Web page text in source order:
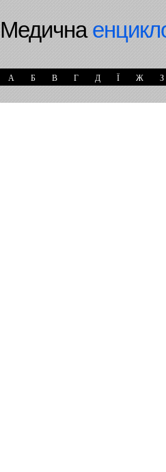
Медична
А Б В Г Д Ї Ж З